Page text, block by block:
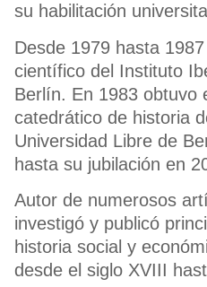
su habilitación
Desde 1979 hasta
científico del Instituto
Berlín. En 1983 obtuvo
catedrático de historia
Universidad Libre de
hasta su jubilación en
Autor de numerosos
investigó y publicó
historia social y
desde el siglo XVIII